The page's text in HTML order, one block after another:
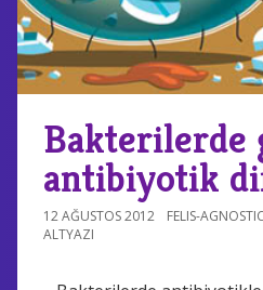
Bakterilerde
antibiyotik
12 AĞUSTOS 2012 FELIS-
ALTYAZI